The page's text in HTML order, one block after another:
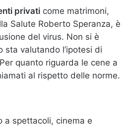
privati come matrimoni,
Salute Roberto Speranza, è
del virus. Non si è
sta valutando l’ipotesi di
quanto riguarda le cene a
al rispetto delle norme.
a spettacoli, cinema e